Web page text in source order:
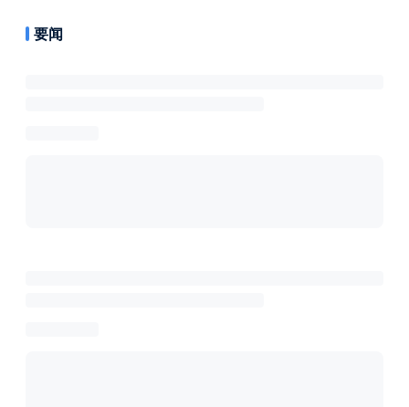
要闻